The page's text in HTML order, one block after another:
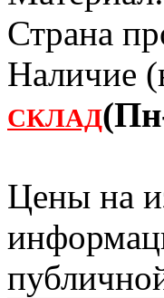
Страна
Наличие
СКЛАД
Цены на